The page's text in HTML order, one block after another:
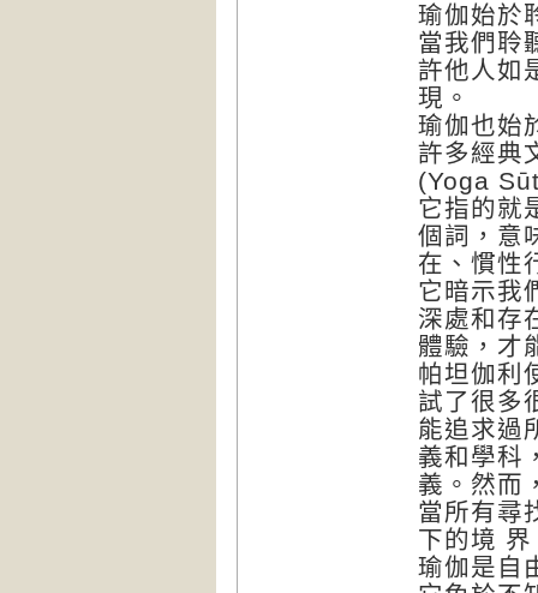
瑜伽始於
當我們聆
許他人如
現。
瑜伽也始
許多經典
(Yoga
它指的就
個詞，意
在、慣性
它暗示我
深處和存
體驗，才
帕坦伽利
試了很多
能追求過
義和學科
義。然而
當所有尋
下的境
瑜伽是自